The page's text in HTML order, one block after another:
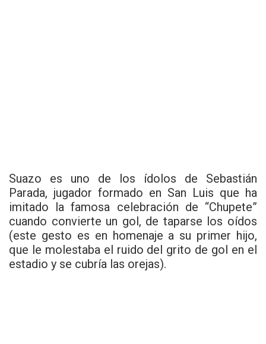
Suazo es uno de los ídolos de Sebastián
Parada, jugador formado en San Luis que ha
imitado la famosa celebración de “Chupete”
cuando convierte un gol, de taparse los oídos
(este gesto es en homenaje a su primer hijo,
que le molestaba el ruido del grito de gol en el
estadio y se cubría las orejas).